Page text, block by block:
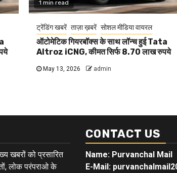
1 min read
ट्रेंडिंग खबरें ताज़ा ख़बरें सोशल मीडिया वायरल
ऑटोमेटिक गियरबॉक्स के साथ लॉन्च हुई Tata
Altroz iCNG, कीमत सिर्फ 8.70 लाख रुपये
May 13, 2026 admin
खबरों को प्रसारित
लोक परंपराओ के
CONTACT US
Name: Purvanchal Mail
E-Mail: